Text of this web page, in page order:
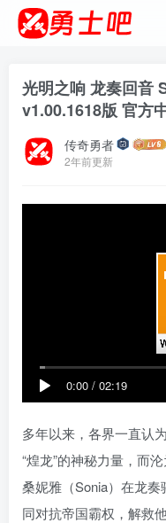
光明之响 龙奏回音
v1.00.1618版 官方
传奇勇者
2年前更新
0:00 / 02:19
多年以来，各界一直认
“煌龙”的神秘力量，而
桑妮雅（Sonia）在龙
同对抗帝国霸权，解救